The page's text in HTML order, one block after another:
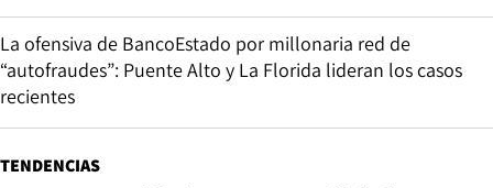
La ofensiva de BancoEstado por millonaria red de
“autofraudes”: Puente Alto y La Florida lideran los casos
recientes
TENDENCIAS